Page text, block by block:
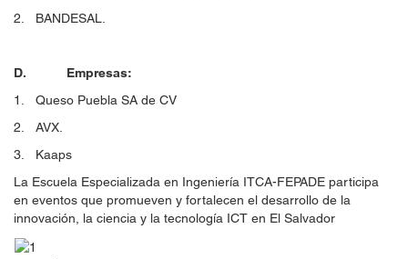
2. BANDESAL.
D. Empresas:
1. Queso Puebla SA de CV
2. AVX.
3. Kaaps
La Escuela Especializada en Ingeniería ITCA-FEPADE participa
en eventos que promueven y fortalecen el desarrollo de la
innovación, la ciencia y la tecnología ICT en El Salvador